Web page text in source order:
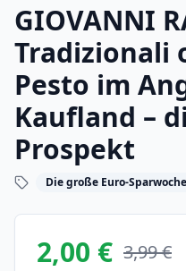
GIOVANNI
Tradizionali
Pesto im
Kaufland –
Prospekt
Die große Euro-Sparwoche
2,00 € 3,99 €